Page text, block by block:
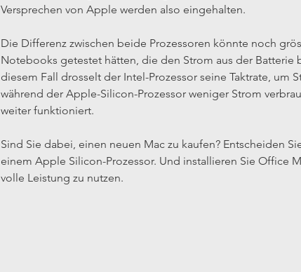
Versprechen von Apple werden also eingehalten.
Die Differenz zwischen beide Prozessoren könnte noch
Notebooks getestet hätten, die den Strom aus der Batterie
diesem Fall drosselt der Intel-Prozessor seine Taktrate, um
während der Apple-Silicon-Prozessor weniger Strom
weiter funktioniert.
Sind Sie dabei, einen neuen Mac zu kaufen? Entscheiden
einem Apple Silicon-Prozessor. Und installieren Sie Office
volle Leistung zu nutzen.